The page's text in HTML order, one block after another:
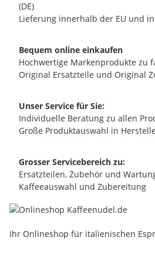
(DE)
Lieferung innerhalb der EU und
Bequem online einkaufen
Hochwertige Markenprodukte zu
Original Ersatzteile und Original
Unser Service für Sie:
Individuelle Beratung zu allen
Große Produktauswahl in
Grosser Servicebereich zu:
Ersatzteilen, Zubehör und
Kaffeeauswahl und Zubereitung
Ihr Onlineshop für italienischen